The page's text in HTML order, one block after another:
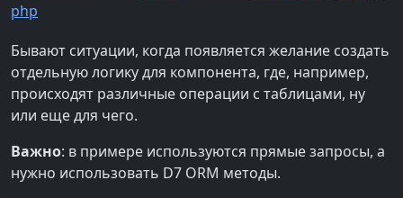
php
Бывают ситуации, когда появляется желание создать
отдельную логику для компонента, где, например,
происходят различные операции с таблицами, ну
или еще для чего.
Важно: в примере используются прямые запросы, а
нужно использовать D7 ORM методы.